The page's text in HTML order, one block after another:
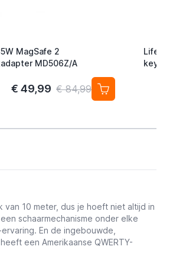
MagSafe 2
MD506Z/A
€ 49,99 € 84,99
Lifemate
10 meter, dus je hoeft niet altijd in
schaarmechanisme onder elke
En de ingebouwde,
een Amerikaanse QWERTY-